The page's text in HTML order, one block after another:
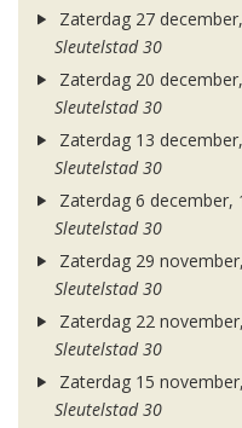
Zaterdag 27
Sleutelstad 30
Zaterdag 20
Sleutelstad 30
Zaterdag 13
Sleutelstad 30
Zaterdag 6 december,
Sleutelstad 30
Zaterdag 29
Sleutelstad 30
Zaterdag 22
Sleutelstad 30
Zaterdag 15
Sleutelstad 30